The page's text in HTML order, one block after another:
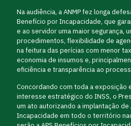
Na audiência, a ANMP fez longa
Benefício por Incapacidade, que
e ao servidor uma maior segurança,
procedimentos, flexibilidade de
na feitura das perícias com menor
economia de insumos e,
eficiência e transparência ao
Concordando com toda a exposição
interesse estratégico do INSS, o
um ato autorizando a implantação de
Incapacidade em todo o território